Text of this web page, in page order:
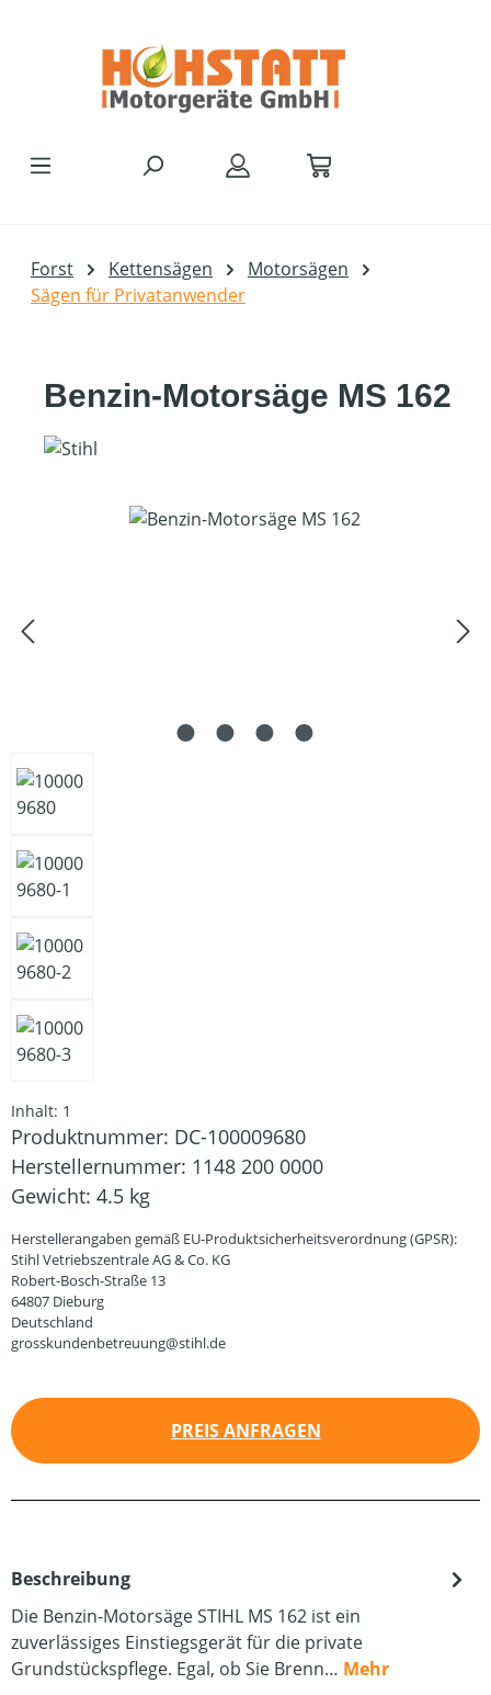
Forst Kettensägen
Motorsägen
Sägen für Privatanwender
Benzin-Motorsäge MS 162
Bildergalerie überspringen
Inhalt: 1
Produktnummer: DC-100009680
Herstellernummer: 1148 200 0000
Gewicht: 4.5 kg
Herstellerangaben gemäß EU-Produktsicherheitsverordnung (GPSR):
Stihl Vetriebszentrale AG & Co. KG
Robert-Bosch-Straße 13
64807 Dieburg
Deutschland
grosskundenbetreuung@stihl.de
PREIS ANFRAGEN
Beschreibung
Die Benzin-Motorsäge STIHL MS 162 ist ein
zuverlässiges Einstiegsgerät für die private
Grundstückspflege. Egal, ob Sie Brenn… Mehr